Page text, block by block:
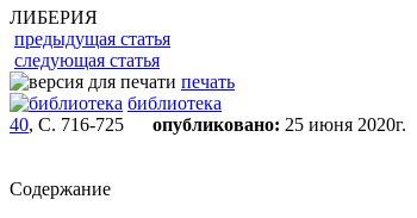
ЛИБЕРИЯ
предыдущая статья
следующая статья
печать
библиотека
40, С. 716-725 опубликовано: 25 июня 2020г.
Содержание